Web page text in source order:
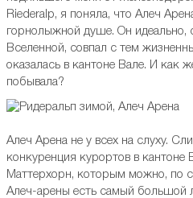
Riederalp, я поняла, что Алеч
горнолыжной душе. Он идеально,
Вселенной, совпал с тем
оказалась в кантоне Вале. И как
побывала?
Алеч Арена не у всех на слуху.
конкуренция курортов в кантоне
Маттерхорн, которым можно, по
Алеч-арены есть самый большой